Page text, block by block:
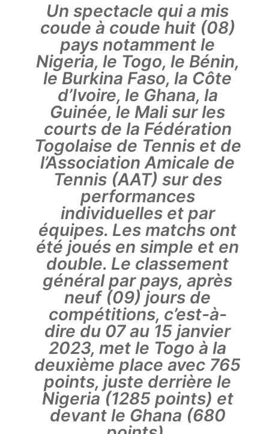
Un spectacle qui a mis
coude à coude huit (08)
pays notamment le
Nigeria, le Togo, le Bénin,
le Burkina Faso, la Côte
d’Ivoire, le Ghana, la
Guinée, le Mali sur les
courts de la Fédération
Togolaise de Tennis et de
l’Association Amicale de
Tennis (AAT) sur des
performances
individuelles et par
équipes. Les matchs ont
été joués en simple et en
double. Le classement
général par pays, après
neuf (09) jours de
compétitions, c’est-à-
dire du 07 au 15 janvier
2023, met le Togo à la
deuxième place avec 765
points, juste derrière le
Nigeria (1285 points) et
devant le Ghana (680